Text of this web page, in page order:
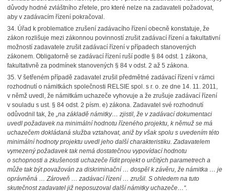
důvody hodné zvláštního zřetele, pro které nelze na zadavateli požadovat,
aby v zadávacím řízení pokračoval.
34. Úřad k problematice zrušení zadávacího řízení obecně konstatuje, že
zákon rozlišuje mezi zákonnou povinností zrušit zadávací řízení a fakultativní
možností zadavatele zrušit zadávací řízení v případech stanovených
zákonem. Obligatorně se zadávací řízení ruší podle § 84 odst. 1 zákona,
fakultativně za podmínek stanovených § 84 v odst. 2 až 5 zákona.
35. V šetřeném případě zadavatel zrušil předmětné zadávací řízení v rámci
rozhodnutí o námitkách společnosti RELSIE spol. s r. o. ze dne 14. 11. 2011,
v němž uvedl, že námitkám uchazeče vyhovuje a že zrušuje zadávací řízení
v souladu s ust. § 84 odst. 2 písm. e) zákona. Zadavatel své rozhodnutí
odůvodnil tak, že „na základě námitky… zjistil, že v zadávací dokumentaci
uvedl požadavek na minimální hodnotu řízeného projektu, k němuž se má
uchazečem dokládaná služba vztahovat, aniž by však spolu s uvedením této
minimální hodnoty projektu uvedl jeho další charakteristiku. Zadavatelem
vymezený požadavek tak nemá dostatečnou vypovídací hodnotu
o schopnosti a zkušenosti uchazeče řídit projekt o určitých parametrech a
může tak být považován za diskriminační … dospěl k závěru, že námitka … je
oprávněná … Zároveň … zadávací řízení … zrušil. S ohledem na tuto
skutečnost zadavatel již neposuzoval další námitky uchazeče…“.